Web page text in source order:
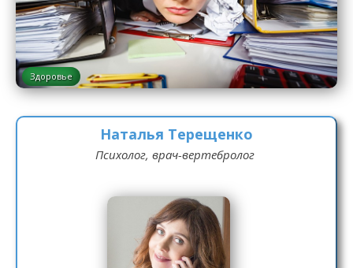
Здоровье
Наталья Терещенко
Психолог, врач-вертебролог